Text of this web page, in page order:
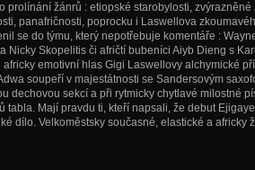
prolínání žánrů : etiopské starobylosti,
panafričnosti, poprocku i Laswellova
se do týmu, který nepotřebuje komentáře :
Nicky Skopelitis či afričtí bubeníci Aiyb Dieng s
emotivní hlas Gigi Laswellovy alchymické
soupeří v majestátnosti se Sandersovým
dechovou sekcí a při rytmicky chytlavé milostné
tabla. Mají pravdu ti, kteří napsali, že debut
dílo. Velkoměstsky současné, elastické a africky